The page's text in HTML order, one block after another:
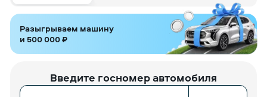
Разыгрываем машину
и 500 000 ₽
Введите госномер автомобиля